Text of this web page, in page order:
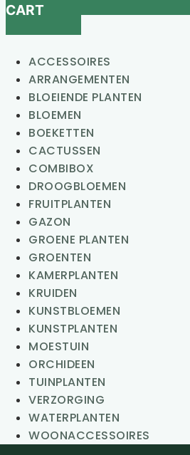
CART
ACCESSOIRES
ARRANGEMENTEN
BLOEIENDE PLANTEN
BLOEMEN
BOEKETTEN
CACTUSSEN
COMBIBOX
DROOGBLOEMEN
FRUITPLANTEN
GAZON
GROENE PLANTEN
GROENTEN
KAMERPLANTEN
KRUIDEN
KUNSTBLOEMEN
KUNSTPLANTEN
MOESTUIN
ORCHIDEEN
TUINPLANTEN
VERZORGING
WATERPLANTEN
WOONACCESSOIRES